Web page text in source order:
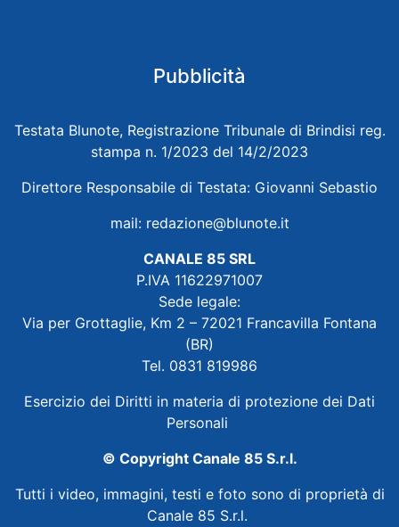
Pubblicità
Testata Blunote, Registrazione Tribunale di Brindisi reg.
stampa n. 1/2023 del 14/2/2023
Direttore Responsabile di Testata: Giovanni Sebastio
mail: redazione@blunote.it
CANALE 85 SRL
P.IVA 11622971007
Sede legale:
Via per Grottaglie, Km 2 – 72021 Francavilla Fontana
(BR)
Tel. 0831 819986
Esercizio dei Diritti in materia di protezione dei Dati
Personali
© Copyright Canale 85 S.r.l.
Tutti i video, immagini, testi e foto sono di proprietà di
Canale 85 S.r.l.